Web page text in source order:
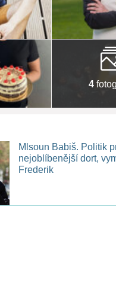
4
Mlsoun Babiš. Politik
nejoblíbenější dort,
Frederik